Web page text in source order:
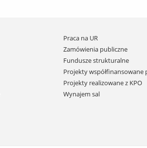
Praca na UR
Zamówienia publiczne
Fundusze strukturalne
Projekty współfinansowane
Projekty realizowane z KPO
Wynajem sal